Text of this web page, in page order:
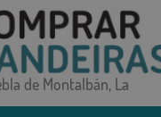
de Montalbán, La